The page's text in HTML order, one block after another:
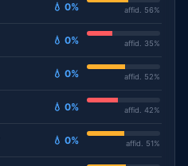
💧 0% affid. 56%
💧 0% affid. 35%
💧 0% affid. 52%
💧 0% affid. 42%
💧 0% affid. 51%